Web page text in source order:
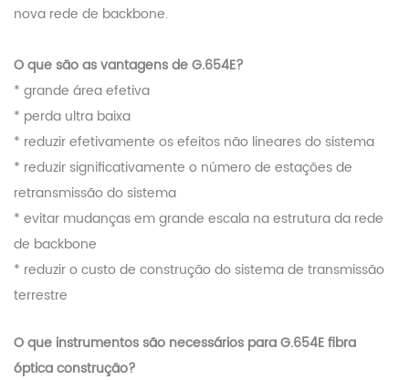
nova rede de backbone.
O que são as vantagens de G.654E?
* grande área efetiva
* perda ultra baixa
* reduzir efetivamente os efeitos não lineares do sistema
* reduzir significativamente o número de estações de
retransmissão do sistema
* evitar mudanças em grande escala na estrutura da rede
de backbone
* reduzir o custo de construção do sistema de transmissão
terrestre
O que instrumentos são necessários para G.654E fibra
óptica construção?